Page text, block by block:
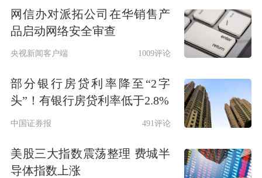
网信办对派拓公司在华销售产
品启动网络安全审查
央视新闻客户端 1009评论
部分银行房贷利率降至“2字
头”！有银行房贷利率低于2.8%
中国证券报 491评论
美股三大指数震荡整理 费城半
导体指数上涨